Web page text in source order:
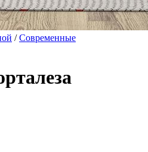
/Современные